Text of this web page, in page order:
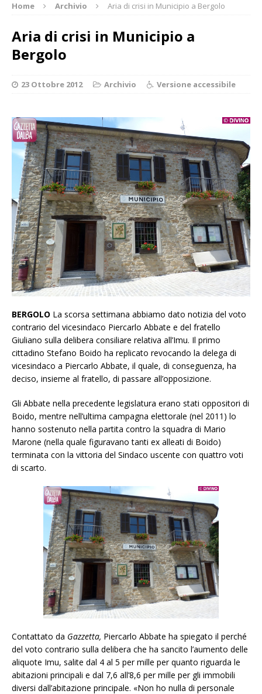
Home Archivio Aria di crisi in Municipio a Bergolo
Aria di crisi in Municipio a
Bergolo
23 Ottobre 2012 Archivio Versione accessibile
BERGOLO La scorsa settimana abbiamo dato notizia del voto
contrario del vicesindaco Piercarlo Abbate e del fratello
Giuliano sulla delibera consiliare relativa all’Imu. Il primo
cittadino Stefano Boido ha replicato revocando la delega di
vicesindaco a Piercarlo Abbate, il quale, di conseguenza, ha
deciso, insieme al fratello, di passare all’opposizione.
Gli Abbate nella precedente legislatura erano stati oppositori di
Boido, mentre nell’ultima campagna elettorale (nel 2011) lo
hanno sostenuto nella partita contro la squadra di Mario
Marone (nella quale figuravano tanti ex alleati di Boido)
terminata con la vittoria del Sindaco uscente con quattro voti
di scarto.
Contattato da Gazzetta, Piercarlo Abbate ha spiegato il perché
del voto contrario sulla delibera che ha sancito l’aumento delle
aliquote Imu, salite dal 4 al 5 per mille per quanto riguarda le
abitazioni principali e dal 7,6 all’8,6 per mille per gli immobili
diversi dall’abitazione principale. «Non ho nulla di personale